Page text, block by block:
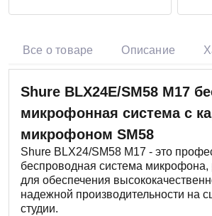
Все о товаре Описание
Shure BLX24E/SM58 M17
микрофонная система с
микрофоном SM58
Shure BLX24/SM58 M17 - это
беспроводная система микрофона,
для обеспечения
надежной производительности на
студии.